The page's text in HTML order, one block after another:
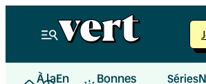
À laEn
Bonnes
Séries